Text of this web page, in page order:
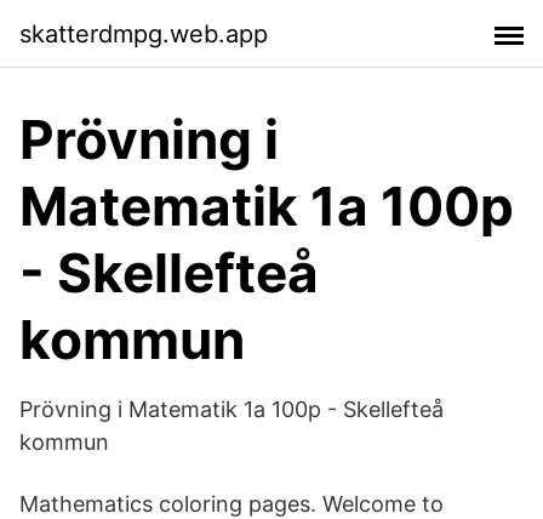
skatterdmpg.web.app
Prövning i
Matematik 1a 100p
- Skellefteå
kommun
Prövning i Matematik 1a 100p - Skellefteå
kommun
Mathematics coloring pages. Welcome to